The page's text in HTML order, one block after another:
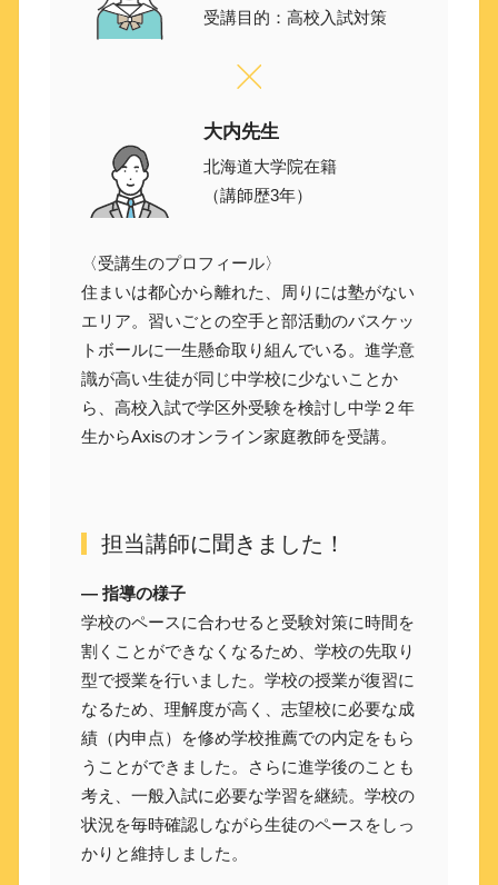
受講目的：高校入試対策
大内先生
北海道大学院在籍
（講師歴3年）
〈受講生のプロフィール〉
住まいは都心から離れた、周りには塾がない
エリア。習いごとの空手と部活動のバスケッ
トボールに一生懸命取り組んでいる。進学意
識が高い生徒が同じ中学校に少ないことか
ら、高校入試で学区外受験を検討し中学２年
生からAxisのオンライン家庭教師を受講。
担当講師に聞きました！
― 指導の様子
学校のペースに合わせると受験対策に時間を
割くことができなくなるため、学校の先取り
型で授業を行いました。学校の授業が復習に
なるため、理解度が高く、志望校に必要な成
績（内申点）を修め学校推薦での内定をもら
うことができました。さらに進学後のことも
考え、一般入試に必要な学習を継続。学校の
状況を毎時確認しながら生徒のペースをしっ
かりと維持しました。